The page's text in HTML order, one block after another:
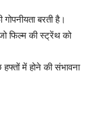
बरती है।
फिल्म की स्ट्रेंथ को
में होने की संभावना